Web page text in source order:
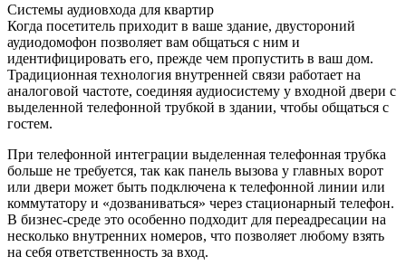
Системы аудиовхода для квартир
Когда посетитель приходит в ваше здание, двустороний
аудиодомофон позволяет вам общаться с ним и
идентифицировать его, прежде чем пропустить в ваш дом.
Традиционная технология внутренней связи работает на
аналоговой частоте, соединяя аудиосистему у входной двери с
выделенной телефонной трубкой в здании, чтобы общаться с
гостем.
При телефонной интеграции выделенная телефонная трубка
больше не требуется, так как панель вызова у главных ворот
или двери может быть подключена к телефонной линии или
коммутатору и «дозваниваться» через стационарный телефон.
В бизнес-среде это особенно подходит для переадресации на
несколько внутренних номеров, что позволяет любому взять
на себя ответственность за вход.